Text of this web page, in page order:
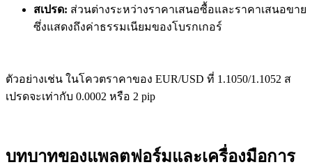
สเปรด: ส่วนต่างระหว่างราคาเสนอซื้อและราคาเสนอขาย
ซึ่งแสดงถึงค่าธรรมเนียมของโบรกเกอร์
ตัวอย่างเช่น ในโควตราคาของ EUR/USD ที่ 1.1050/1.1052 ส
เปรดจะเท่ากับ 0.0002 หรือ 2 pip
บทบาทของแพลตฟอร์มและเครื่องมือการ